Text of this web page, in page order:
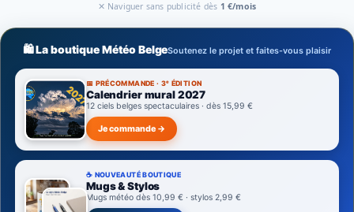
✕ Naviguer sans publicité dès 1 €/mois
🛍️ La boutique Météo BelgeSoutenez le projet et faites-vous plaisir
📅 PRÉCOMMANDE · 3ᵉ ÉDITION
Calendrier mural 2027
12 ciels belges spectaculaires · dès 15,99 €
Je commande →
☕ NOUVEAUTÉ BOUTIQUE
Mugs & Stylos
Mugs météo dès 10,99 € · stylos 2,99 €